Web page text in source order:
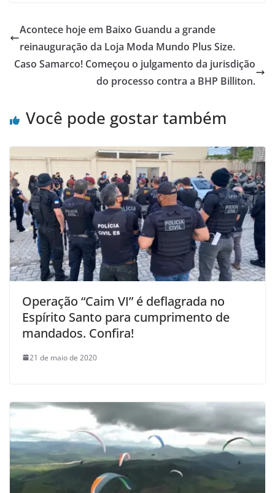
Acontece hoje em Baixo Guandu a grande
reinauguração da Loja Moda Mundo Plus Size.
Caso Samarco! Começou o julgamento da jurisdição
do processo contra a BHP Billiton.
Você pode gostar também
Operação “Caim VI” é deflagrada no
Espírito Santo para cumprimento de
mandados. Confira!
21 de maio de 2020